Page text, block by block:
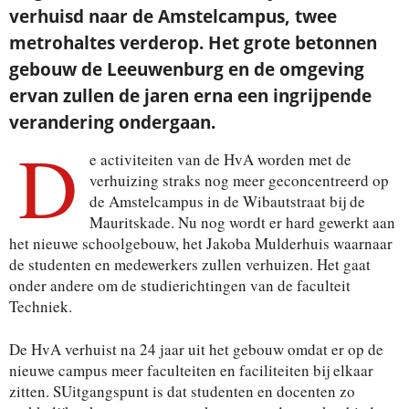
verhuisd naar de Amstelcampus, twee
metrohaltes verderop. Het grote betonnen
gebouw de Leeuwenburg en de omgeving
ervan zullen de jaren erna een ingrijpende
verandering ondergaan.
D
e activiteiten van de HvA worden met de
verhuizing straks nog meer geconcentreerd op
de Amstelcampus in de Wibautstraat bij de
Mauritskade. Nu nog wordt er hard gewerkt aan
het nieuwe schoolgebouw, het Jakoba Mulderhuis waarnaar
de studenten en medewerkers zullen verhuizen. Het gaat
onder andere om de studierichtingen van de faculteit
Techniek.
De HvA verhuist na 24 jaar uit het gebouw omdat er op de
nieuwe campus meer faculteiten en faciliteiten bij elkaar
zitten. SUitgangspunt is dat studenten en docenten zo